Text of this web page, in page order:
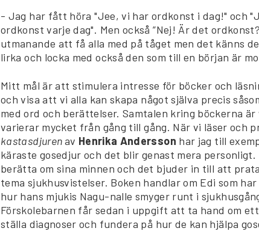
- Jag har fått höra "Jee, vi har ordkonst i dag!" och
ordkonst varje dag". Men också ”Nej! Är det
utmanande att få alla med på tåget men det känns
lirka och locka med också den som till en början är
Mitt mål är att stimulera intresse för böcker och
och visa att vi alla kan skapa något själva precis
med ord och berättelser. Samtalen kring böckerna
varierar mycket från gång till gång. När vi läser och
kastasdjurenav Henrika Andersson har jag till
käraste gosedjur och det blir genast mera
berätta om sina minnen och det bjuder in till att
tema sjukhusvistelser. Boken handlar om Edi som
hur hans mjukis Nagu-nalle smyger runt i
Förskolebarnen får sedan i uppgift att ta hand om
ställa diagnoser och fundera på hur de kan hjälpa